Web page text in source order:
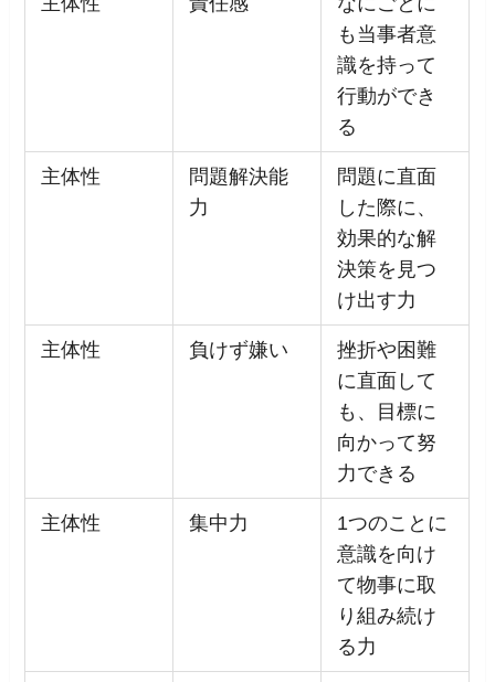
も当事者意
識を持って
行動ができ
る
主体性
問題解決能
力
問題に直面
した際に、
効果的な解
決策を見つ
け出す力
主体性 負けず嫌い
挫折や困難
に直面して
も、目標に
向かって努
力できる
主体性 集中力
1つのことに
意識を向け
て物事に取
り組み続け
る力